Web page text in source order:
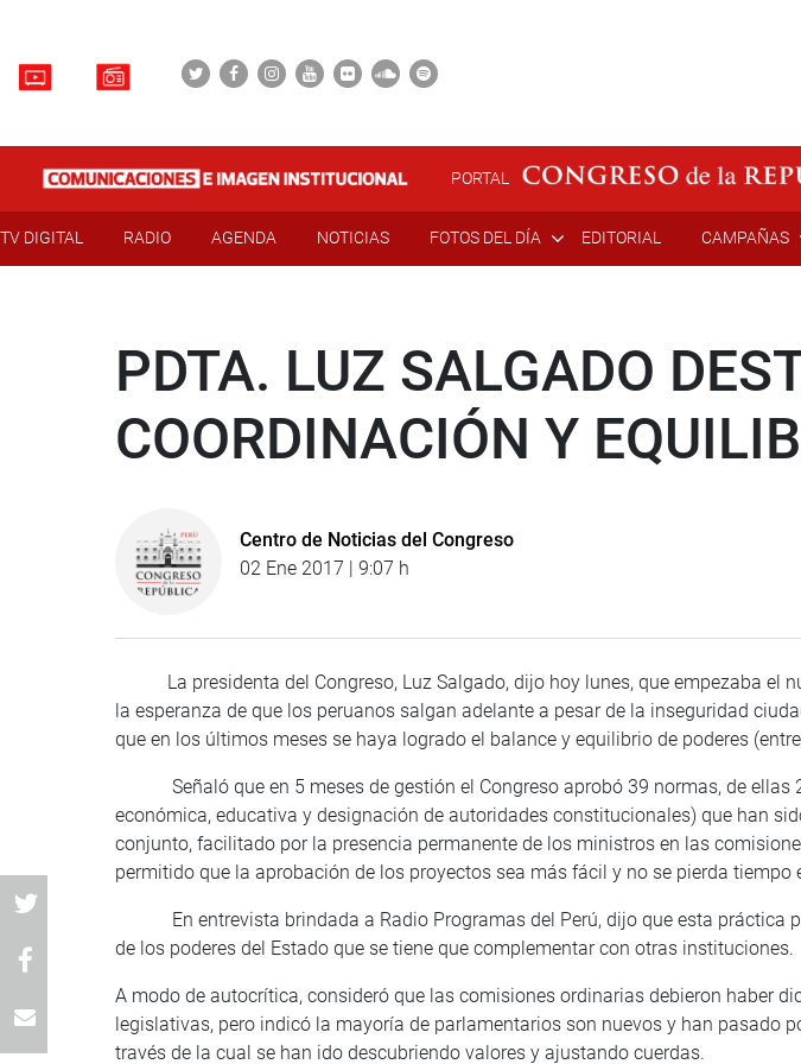
PORTAL
TV DIGITAL RADIO AGENDA NOTICIAS FOTOS DEL DÍA EDITORIAL CAMPAÑAS
PDTA. LUZ SALGADO
COORDINACIÓN Y
Centro de Noticias del Congreso
02 Ene 2017 | 9:07 h
La presidenta del Congreso, Luz Salgado, dijo hoy lunes, que empezaba el
la esperanza de que los peruanos salgan adelante a pesar de la inseguridad
que en los últimos meses se haya logrado el balance y equilibrio de poderes
Señaló que en 5 meses de gestión el Congreso aprobó 39 normas, de ellas
económica, educativa y designación de autoridades constitucionales) que han
conjunto, facilitado por la presencia permanente de los ministros en las
permitido que la aprobación de los proyectos sea más fácil y no se pierda tiempo
En entrevista brindada a Radio Programas del Perú, dijo que esta práctica
de los poderes del Estado que se tiene que complementar con otras instituciones.
A modo de autocrítica, consideró que las comisiones ordinarias debieron haber
legislativas, pero indicó la mayoría de parlamentarios son nuevos y han pasado
través de la cual se han ido descubriendo valores y ajustando cuerdas.